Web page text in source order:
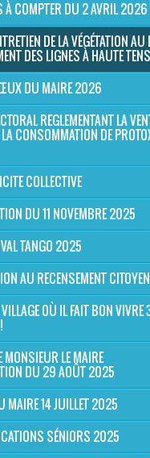
À COMPTER DU 2 AVRIL 2026
DE LA VÉGÉTATION AU
DES LIGNES À HAUTE
DU MAIRE 2026
REGLEMENTANT LA
LA CONSOMMATION DE
COLLECTIVE
DU 11 NOVEMBRE 2025
TANGO 2025
AU RECENSEMENT CITOYEN
OÙ IL FAIT BON VIVRE
LE MAIRE
DU 29 AOÛT 2025
MAIRE 14 JUILLET 2025
SÉNIORS 2025